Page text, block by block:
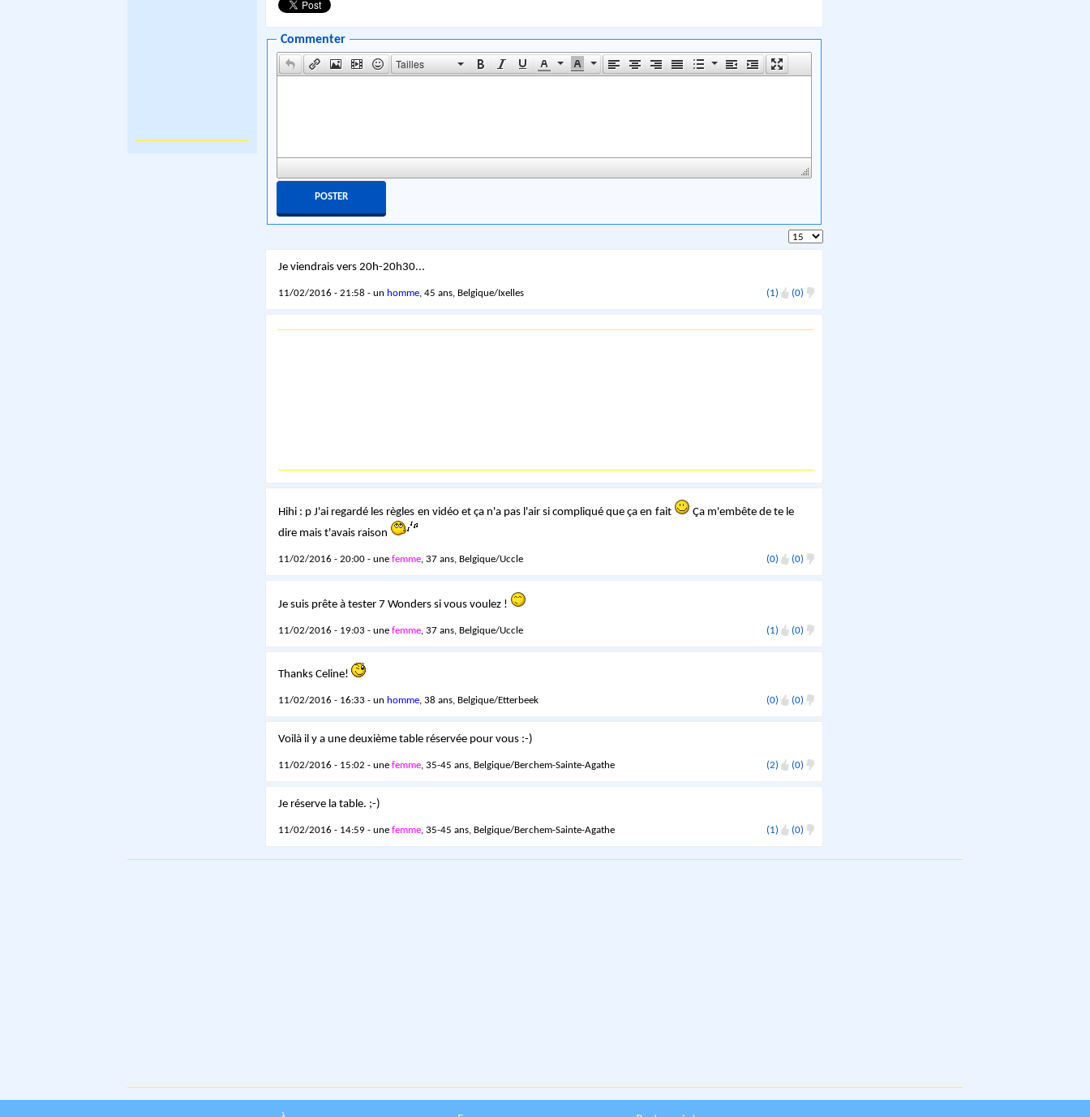
Commenter
Tailles
Je viendrais vers 20h-20h30...
11/02/2016 - 21:58 - un homme, 45 ans, Belgique/Ixelles (1) (0)
Hihi : p J'ai regardé les règles en vidéo et ça n'a pas l'air si compliqué que ça en fait
Ça m'embête de te le
dire mais t'avais raison
11/02/2016 - 20:00 - une femme, 37 ans, Belgique/Uccle (0) (0)
Je suis prête à tester 7 Wonders si vous voulez !
11/02/2016 - 19:03 - une femme, 37 ans, Belgique/Uccle (1) (0)
Thanks Celine!
11/02/2016 - 16:33 - un homme, 38 ans, Belgique/Etterbeek (0) (0)
Voilà il y a une deuxième table réservée pour vous :-)
11/02/2016 - 15:02 - une femme, 35-45 ans, Belgique/Berchem-Sainte-Agathe (2) (0)
Je réserve la table. ;-)
11/02/2016 - 14:59 - une femme, 35-45 ans, Belgique/Berchem-Sainte-Agathe (1) (0)